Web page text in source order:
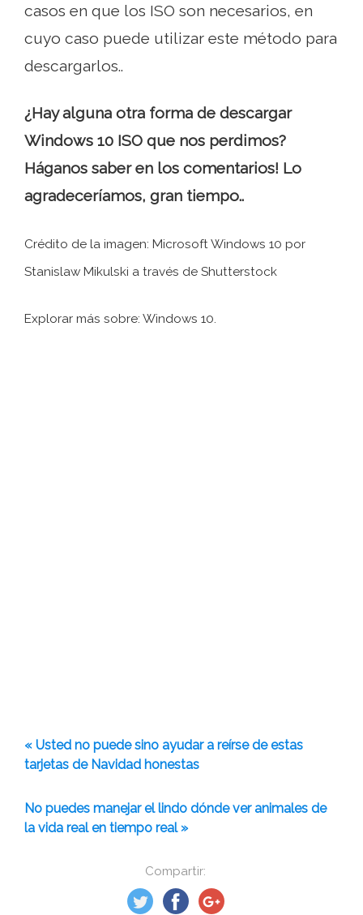
Compartir:
casos en que los ISO son necesarios, en
cuyo caso puede utilizar este método para
descargarlos..
¿Hay alguna otra forma de descargar
Windows 10 ISO que nos perdimos?
Háganos saber en los comentarios! Lo
agradeceríamos, gran tiempo..
Crédito de la imagen: Microsoft Windows 10 por
Stanislaw Mikulski a través de Shutterstock
Explorar más sobre: ​​Windows 10.
« Usted no puede sino ayudar a reírse de estas
tarjetas de Navidad honestas
No puedes manejar el lindo dónde ver animales de
la vida real en tiempo real »